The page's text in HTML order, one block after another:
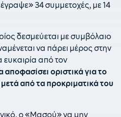
34 συμμετοχές, με 14
δεσμεύεται με συμβόλαιο
να πάρει μέρος στην
ευκαιρία από τον
αποφασίσει οριστικά για το
από τα προκριματικά του
ο «Μασού» να μην